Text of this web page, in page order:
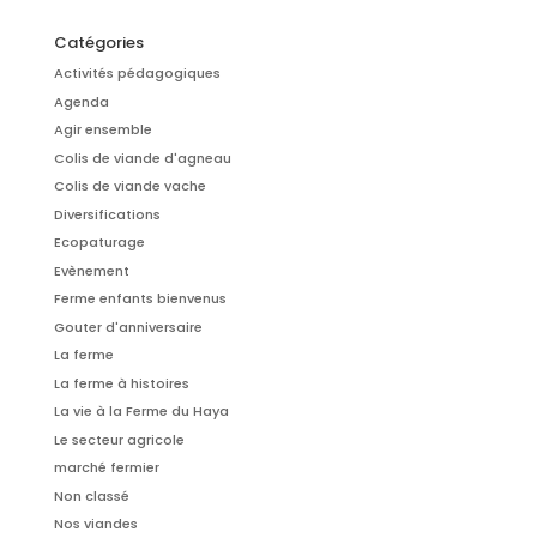
Catégories
Activités pédagogiques
Agenda
Agir ensemble
Colis de viande d'agneau
Colis de viande vache
Diversifications
Ecopaturage
Evènement
Ferme enfants bienvenus
Gouter d'anniversaire
La ferme
La ferme à histoires
La vie à la Ferme du Haya
Le secteur agricole
marché fermier
Non classé
Nos viandes